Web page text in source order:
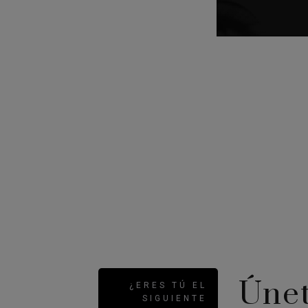
¿ERES TÚ EL
SIGUIENTE